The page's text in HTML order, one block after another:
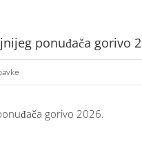
ponuđača gorivo
gorivo 2026.